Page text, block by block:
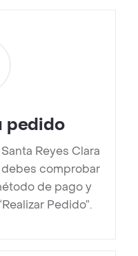
pedido
Reyes Clara
comprobar
de pago y
Pedido”.